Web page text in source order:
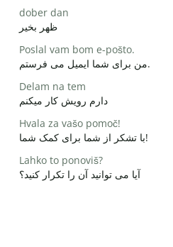
dober dan
ظهر بخیر
Poslal vam bom e-pošto.
من برای شما ایمیل می فرستم.
Delam na tem
دارم رویش کار میکنم
Hvala za vašo pomoč!
با تشکر از شما برای کمک شما!
Lahko to ponoviš?
آیا می توانید آن را تکرار کنید؟